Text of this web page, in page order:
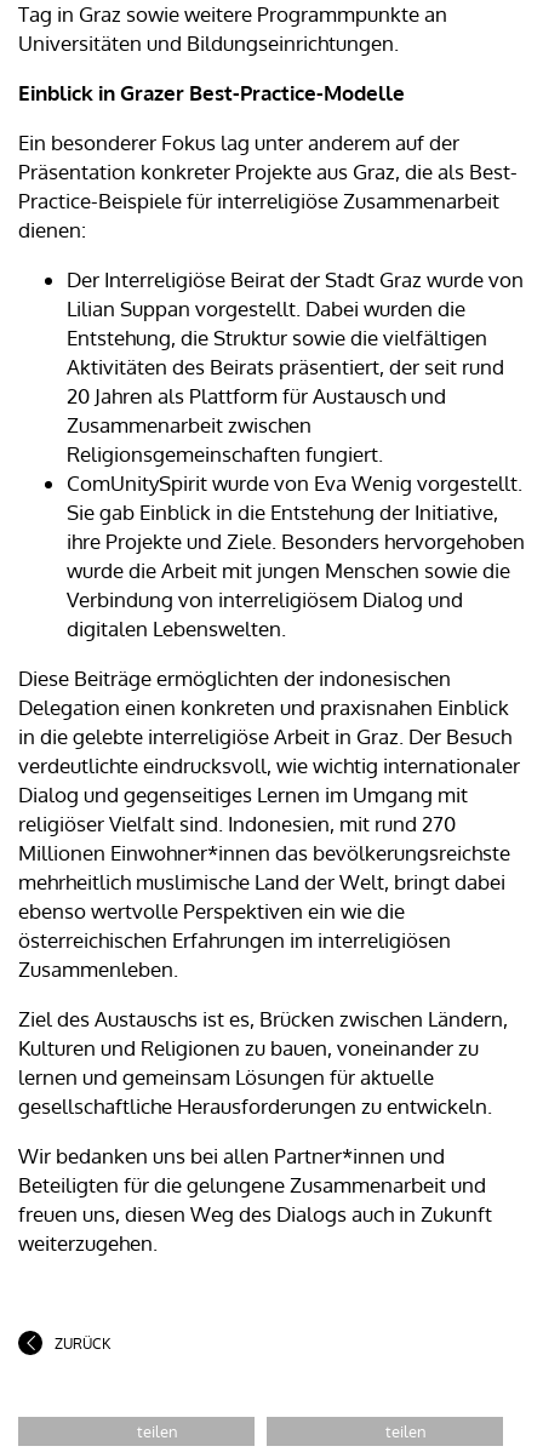
Tag in Graz sowie weitere Programmpunkte an
Universitäten und Bildungseinrichtungen.
Einblick in Grazer Best-Practice-Modelle
Ein besonderer Fokus lag unter anderem auf der
Präsentation konkreter Projekte aus Graz, die als Best-
Practice-Beispiele für interreligiöse Zusammenarbeit
dienen:
Der Interreligiöse Beirat der Stadt Graz wurde von
Lilian Suppan vorgestellt. Dabei wurden die
Entstehung, die Struktur sowie die vielfältigen
Aktivitäten des Beirats präsentiert, der seit rund
20 Jahren als Plattform für Austausch und
Zusammenarbeit zwischen
Religionsgemeinschaften fungiert.
ComUnitySpirit wurde von Eva Wenig vorgestellt.
Sie gab Einblick in die Entstehung der Initiative,
ihre Projekte und Ziele. Besonders hervorgehoben
wurde die Arbeit mit jungen Menschen sowie die
Verbindung von interreligiösem Dialog und
digitalen Lebenswelten.
Diese Beiträge ermöglichten der indonesischen
Delegation einen konkreten und praxisnahen Einblick
in die gelebte interreligiöse Arbeit in Graz. Der Besuch
verdeutlichte eindrucksvoll, wie wichtig internationaler
Dialog und gegenseitiges Lernen im Umgang mit
religiöser Vielfalt sind. Indonesien, mit rund 270
Millionen Einwohner*innen das bevölkerungsreichste
mehrheitlich muslimische Land der Welt, bringt dabei
ebenso wertvolle Perspektiven ein wie die
österreichischen Erfahrungen im interreligiösen
Zusammenleben.
Ziel des Austauschs ist es, Brücken zwischen Ländern,
Kulturen und Religionen zu bauen, voneinander zu
lernen und gemeinsam Lösungen für aktuelle
gesellschaftliche Herausforderungen zu entwickeln.
Wir bedanken uns bei allen Partner*innen und
Beteiligten für die gelungene Zusammenarbeit und
freuen uns, diesen Weg des Dialogs auch in Zukunft
weiterzugehen.
ZURÜCK